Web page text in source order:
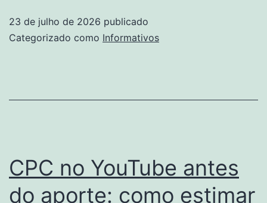
23 de julho de 2026 publicado
Categorizado como Informativos
CPC no YouTube antes
do aporte: como estimar